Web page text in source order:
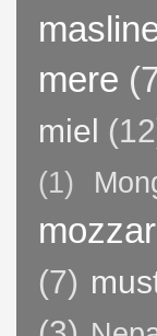
mere
miel
(1)
(7)